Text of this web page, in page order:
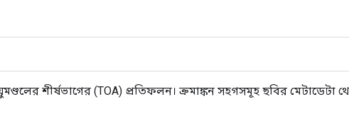
শীর্ষভাগের (TOA) প্রতিফলন। ক্রমাঙ্কন সহগসমূহ ছবির মেটাডেটা